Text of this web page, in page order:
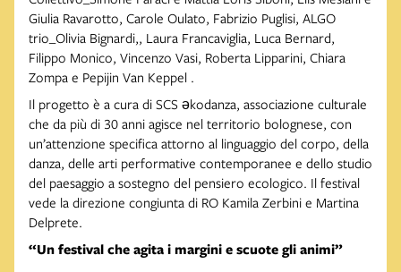
Giulia Ravarotto, Carole Oulato, Fabrizio Puglisi, ALGO
trio_Olivia Bignardi,, Laura Francaviglia, Luca Bernard,
Filippo Monico, Vincenzo Vasi, Roberta Lipparini, Chiara
Zompa e Pepijin Van Keppel .
Il progetto è a cura di SCS əkodanza, associazione culturale
che da più di 30 anni agisce nel territorio bolognese, con
un’attenzione specifica attorno al linguaggio del corpo, della
danza, delle arti performative contemporanee e dello studio
del paesaggio a sostegno del pensiero ecologico. Il festival
vede la direzione congiunta di RO Kamila Zerbini e Martina
Delprete.
“Un festival che agita i margini e scuote gli animi”